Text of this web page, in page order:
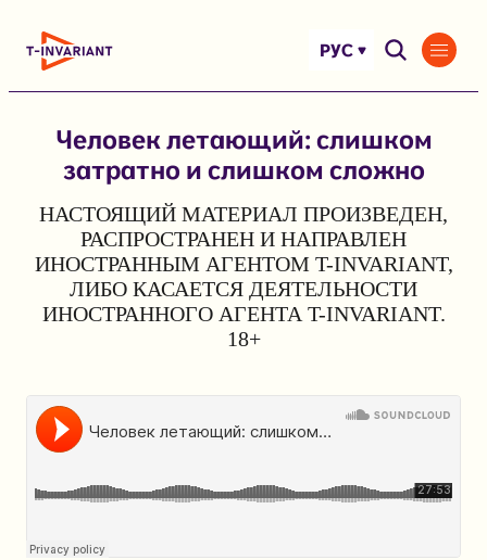
РУС
Человек летающий: слишком
затратно и слишком сложно
НАСТОЯЩИЙ МАТЕРИАЛ ПРОИЗВЕДЕН,
РАСПРОСТРАНЕН И НАПРАВЛЕН
ИНОСТРАННЫМ АГЕНТОМ T-INVARIANT,
ЛИБО КАСАЕТСЯ ДЕЯТЕЛЬНОСТИ
ИНОСТРАННОГО АГЕНТА T-INVARIANT.
18+